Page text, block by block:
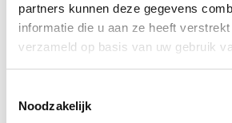
partners kunnen deze gegevens
informatie die u aan ze heeft
verzameld op basis van uw gebruik
Noodzakelijk
5 Beoordelingen